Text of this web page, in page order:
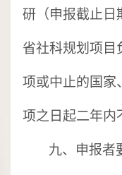
研（申报截止日
省社科规划项目
项或中止的国家
项之日起二年内
九、申报者